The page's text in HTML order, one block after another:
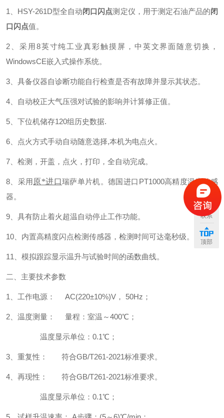
1、HSY-261D型全自动闭口闪点测定仪，用于测定石油产品的闭
口闪点值。
2、采用8英寸纯工业真彩触摸屏，中英文界面随意切换，
WindowsCE嵌入式操作系统。
3、具备仪器自诊断功能自行检查是否有故障并显示其状态。
4、自动校正大气压强对试验的影响并计算修正值。
5、下位机储存120组历史数据.
6、点火方式手动自动随意选择,本机为电点火。
7、检测，开盖，点火，打印，全自动完成。
8、采用 原*进口瑞萨单片机。德国进口PT1000高精度温度传感
器。
9、具有防止着火超温自动停止工作功能。
10、内置高精度闪点检测传感器，检测时间可达毫秒级。
11、模拟跟踪显示温升与试验时间的函数曲线。
二、主要技术参数
1、工作电源： AC(220±10%)V， 50Hz；
2、温度测量： 量程：室温～400℃；
温度显示单位：0.1℃；
3、重复性： 符合GB/T261-2021标准要求。
4、再现性： 符合GB/T261-2021标准要求。
温度显示单位：0.1℃；
联系
顶部